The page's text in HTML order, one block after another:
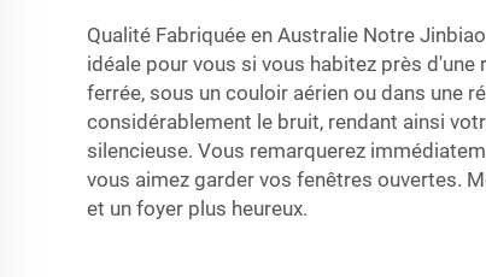
Qualité Fabriquée en Australie Notre Jinbiao
idéale pour vous si vous habitez près d'une
ferrée, sous un couloir aérien ou dans une
considérablement le bruit, rendant ainsi
silencieuse. Vous remarquerez
vous aimez garder vos fenêtres ouvertes.
et un foyer plus heureux.